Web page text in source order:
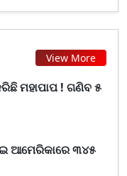
View More
ମହାପାପ ! ଗଣିବ ୫
ଆମେରିକାରେ ୩୪୫